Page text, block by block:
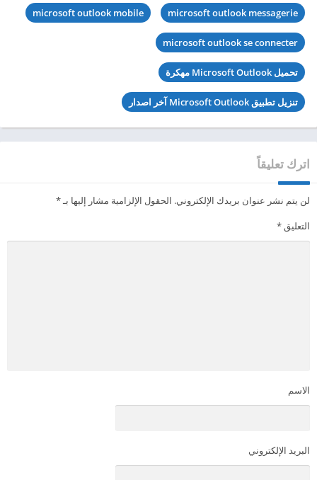
microsoft outlook messagerie
microsoft outlook mobile
microsoft outlook se connecter
تحميل Microsoft Outlook مهكرة
تنزيل تطبيق Microsoft Outlook آخر اصدار
اترك تعليقاً
لن يتم نشر عنوان بريدك الإلكتروني. الحقول الإلزامية مشار إليها بـ*
التعليق*
الاسم
البريد الإلكتروني